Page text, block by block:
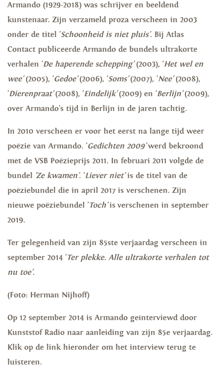
Armando (1929-2018) was schrijver en beeldend
kunstenaar. Zijn verzameld proza verscheen in 2003
onder de titel 'Schoonheid is niet pluis'. Bij Atlas
Contact publiceerde Armando de bundels ultrakorte
verhalen 'De haperende schepping'(2003), 'Het wel en
wee'(2005), 'Gedoe'(2006), 'Soms'(2007), 'Nee'(2008),
'Dierenpraat'(2008), 'Eindelijk'(2009) en 'Berlijn'(2009),
over Armando's tijd in Berlijn in de jaren tachtig.
In 2010 verscheen er voor het eerst na lange tijd weer
poëzie van Armando. 'Gedichten 2009'werd bekroond
met de VSB Poëzieprijs 2011. In februari 2011 volgde de
bundel 'Ze kwamen'. 'Liever niet'is de titel van de
poëziebundel die in april 2017 is verschenen. Zijn
nieuwe poëziebundel 'Toch'is verschenen in september
2019.
Ter gelegenheid van zijn 85ste verjaardag verscheen in
september 2014 'Ter plekke. Alle ultrakorte verhalen tot
nu toe'.
(Foto: Herman Nijhoff)
Op 12 september 2014 is Armando geïnterviewd door
Kunststof Radio naar aanleiding van zijn 85e verjaardag.
Klik op de link hieronder om het interview terug te
luisteren.